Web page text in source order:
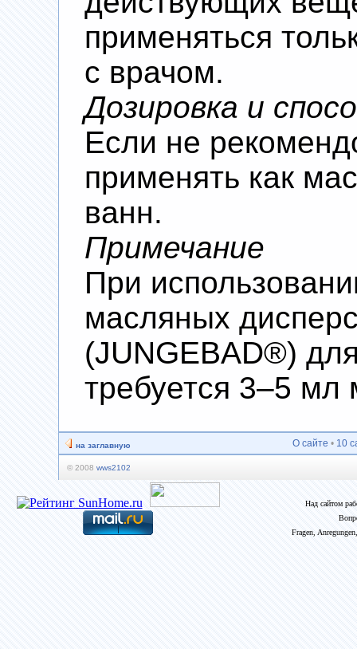
применяться
с врачом.
Дозировка и
Если не
применять как
ванн.
Примечание
При
масляных
(JUNGEBAD®)
требуется 3–5 мл
на заглавную О сайте • 10
© 2008 wws2102
Над сайтом
Fragen,